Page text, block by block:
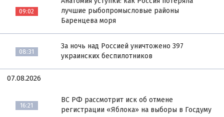
09:02
лучшие рыбопромысловые районы
Баренцева моря
08:31
За ночь над Россией уничтожено 397
украинских беспилотников
07.08.2026
16:21
ВС РФ рассмотрит иск об отмене
регистрации «Яблока» на выборы в Госдуму